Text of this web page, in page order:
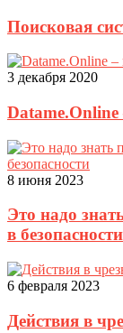
Поисковая
3 декабря 2020
Datame.Online
8 июня 2023
Это надо
в безопасности
6 февраля 2023
Действия в